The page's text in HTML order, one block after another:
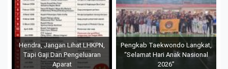
Hendra, Jangan Lihat LHKPN,
Tapi Gaji Dan Pengeluaran
Aparat
Pengkab Taekwondo Langkat,
“Selamat Hari Anak Nasional
2026”